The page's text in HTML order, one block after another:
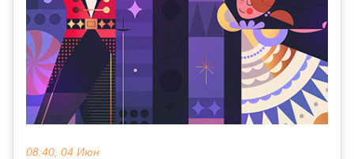
08:40, 04 Июн